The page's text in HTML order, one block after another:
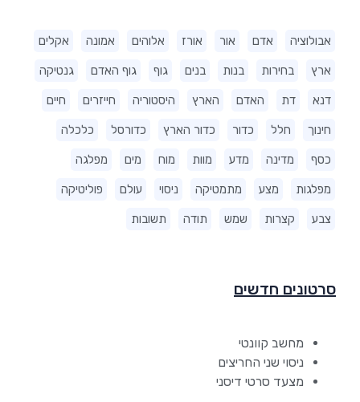
אבולוציה אדם אור אורז אלוהים אמונה אקלים
ארץ בחירות בנות בנים גוף גוף האדם גנטיקה
דנא דת האדם הארץ היסטוריה חייזרים חיים
חינוך חלל כדור כדור הארץ כדורסל כלכלה
כסף מדינה מדע מוות מוח מים מפלגה
מפלגות מצע מתמטיקה ניסוי עולם פוליטיקה
צבע קצרות שמש תודה תשובות
סרטונים חדשים
מחשב קוונטי
ניסוי שני החריצים
מצעד סרטי דיסני